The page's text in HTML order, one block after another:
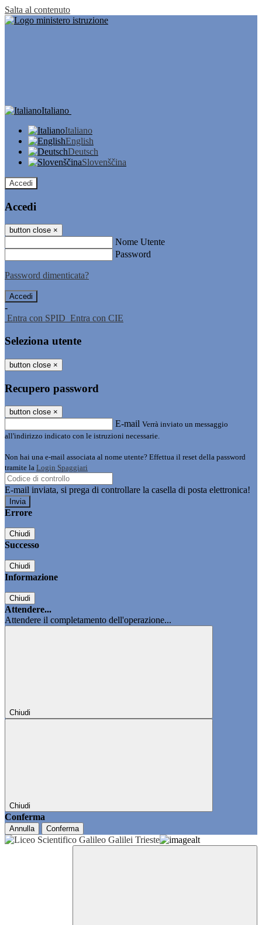
Salta al contenuto
Italiano
Italiano
English
Deutsch
Slovenščina
Accedi
Accedi
button close ×
Nome Utente
Password
Password dimenticata?
-
Entra con SPID Entra con CIE
Seleziona utente
button close ×
Recupero password
button close ×
E-mail Verrà inviato un messaggio
all'indirizzo indicato con le istruzioni necessarie.
Non hai una e-mail associata al nome utente? Effettua il reset della password
tramite la Login Spaggiari
E-mail inviata, si prega di controllare la casella di posta elettronica!
Errore
Chiudi
Successo
Chiudi
Informazione
Chiudi
Attendere...
Attendere il completamento dell'operazione...
Chiudi
Chiudi
Conferma
Annulla Conferma